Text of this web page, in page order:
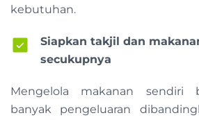
kebutuhan.
Siapkan takjil dan
secukupnya
Mengelola makanan sendiri
banyak pengeluaran